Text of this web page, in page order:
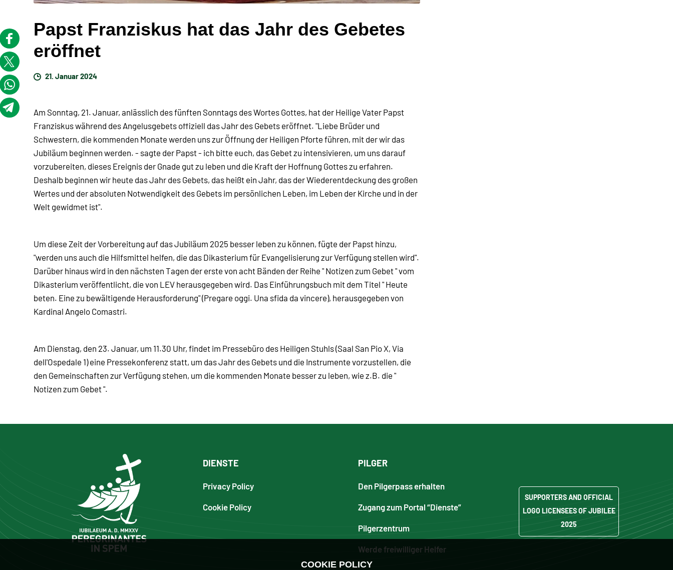
Papst Franziskus hat das Jahr des Gebetes
eröffnet
21. Januar 2024
Am Sonntag, 21. Januar, anlässlich des fünften Sonntags des Wortes Gottes, hat der Heilige Vater Papst
Franziskus während des Angelusgebets offiziell das Jahr des Gebets eröffnet. "Liebe Brüder und
Schwestern, die kommenden Monate werden uns zur Öffnung der Heiligen Pforte führen, mit der wir das
Jubiläum beginnen werden. - sagte der Papst - ich bitte euch, das Gebet zu intensivieren, um uns darauf
vorzubereiten, dieses Ereignis der Gnade gut zu leben und die Kraft der Hoffnung Gottes zu erfahren.
Deshalb beginnen wir heute das Jahr des Gebets, das heißt ein Jahr, das der Wiederentdeckung des großen
Wertes und der absoluten Notwendigkeit des Gebets im persönlichen Leben, im Leben der Kirche und in der
Welt gewidmet ist".
Um diese Zeit der Vorbereitung auf das Jubiläum 2025 besser leben zu können, fügte der Papst hinzu,
"werden uns auch die Hilfsmittel helfen, die das Dikasterium für Evangelisierung zur Verfügung stellen wird".
Darüber hinaus wird in den nächsten Tagen der erste von acht Bänden der Reihe " Notizen zum Gebet " vom
Dikasterium veröffentlicht, die von LEV herausgegeben wird. Das Einführungsbuch mit dem Titel " Heute
beten. Eine zu bewältigende Herausforderung" (Pregare oggi. Una sfida da vincere), herausgegeben von
Kardinal Angelo Comastri.
Am Dienstag, den 23. Januar, um 11.30 Uhr, findet im Pressebüro des Heiligen Stuhls (Saal San Pio X, Via
dell'Ospedale 1) eine Pressekonferenz statt, um das Jahr des Gebets und die Instrumente vorzustellen, die
den Gemeinschaften zur Verfügung stehen, um die kommenden Monate besser zu leben, wie z.B. die "
Notizen zum Gebet ".
DIENSTE
Privacy Policy
Cookie Policy
PILGER
Den Pilgerpass erhalten
Zugang zum Portal “Dienste”
Pilgerzentrum
Werde freiwilliger Helfer
SUPPORTERS AND OFFICIAL
LOGO LICENSEES OF JUBILEE
2025
COOKIE POLICY